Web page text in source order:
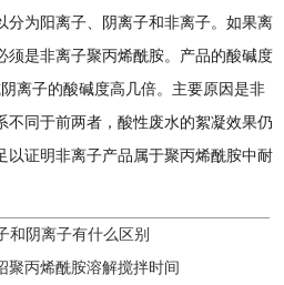
为阳离子、阴离子和非离子。如果离
须是非离子聚丙烯酰胺。产品的酸碱度
离子的酸碱度高几倍。主要原因是非
不同于前两者，酸性废水的絮凝效果仍
以证明非离子产品属于聚丙烯酰胺中耐
和阴离子有什么区别
聚丙烯酰胺溶解搅拌时间